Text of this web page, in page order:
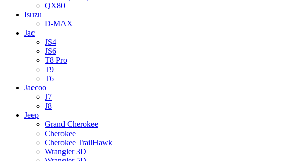
QX80
Isuzu
D-MAX
Jac
JS4
JS6
T8 Pro
T9
T6
Jaecoo
J7
J8
Jeep
Grand Cherokee
Cherokee
Cherokee TrailHawk
Wrangler 3D